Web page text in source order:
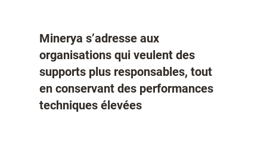
Minerya s’adresse aux
organisations qui veulent des
supports plus responsables, tout
en conservant des performances
techniques élevées